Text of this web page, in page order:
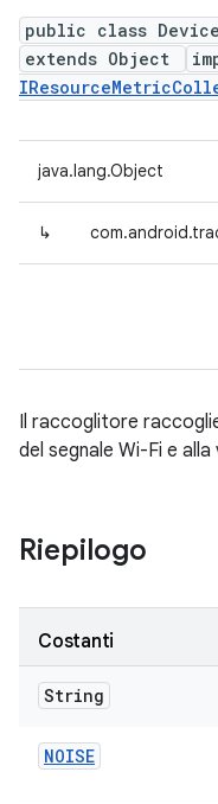
public class
extends Object
java.lang.Object
↳
Il raccoglitore
del segnale Wi-Fi e
Riepilogo
Costanti
String
NOISE